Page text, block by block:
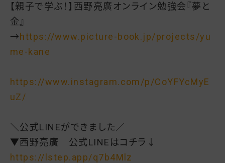
【親子で学ぶ！】西野亮廣オンライン勉強会『夢と
金』
→https://www.picture-book.jp/projects/yu
me-kane
https://www.instagram.com/p/CoYFYcMyE
uZ/
＼公式LINEができました／
▼西野亮廣 公式LINEはコチラ↓
https://lstep.app/q7b4Mlz